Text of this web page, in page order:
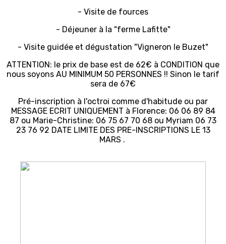
- Visite de fources
- Déjeuner à la "ferme Lafitte"
- Visite guidée et dégustation "Vigneron le Buzet"
ATTENTION: le prix de base est de 62€ à CONDITION que
nous soyons AU MINIMUM 50 PERSONNES !! Sinon le tarif
sera de 67€
Pré-inscription à l'octroi comme d'habitude ou par
MESSAGE ECRIT UNIQUEMENT à Florence: 06 06 89 84
87 ou Marie-Christine: 06 75 67 70 68 ou Myriam 06 73
23 76 92 DATE LIMITE DES PRE-INSCRIPTIONS LE 13
MARS .